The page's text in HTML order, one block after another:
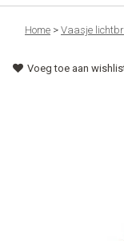
Just arrived
Juwelen &
Home > Vaasje
Voeg toe aan